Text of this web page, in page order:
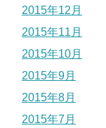
2015年12月
2015年11月
2015年10月
2015年9月
2015年8月
2015年7月